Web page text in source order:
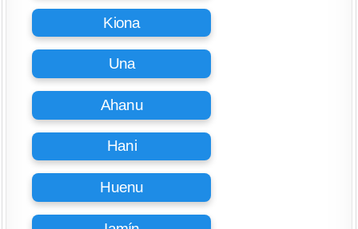
Kiona
Una
Ahanu
Hani
Huenu